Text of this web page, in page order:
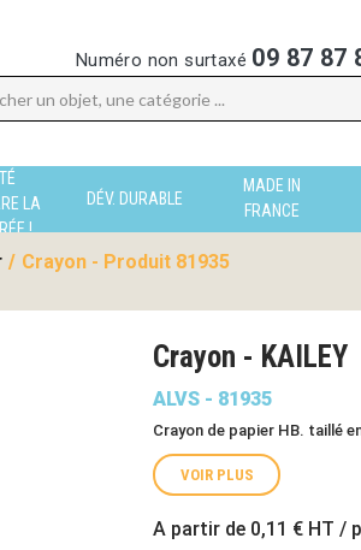
Numéro non surtaxé 09 87 87
LA
!
DÉV. DURABLE
MADE IN
FRANCE
/ Crayon - Produit 81935
Crayon - KAILEY
ALVS - 81935
Crayon de papier HB. taillé
VOIR PLUS
A partir de 0,11 € HT /